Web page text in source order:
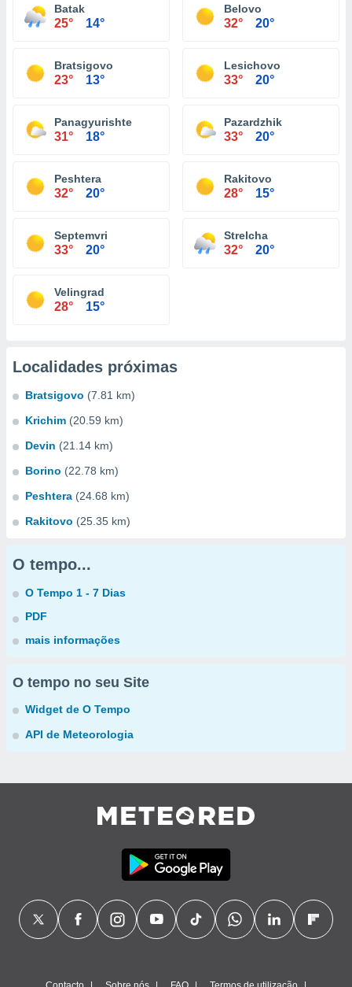
Batak
25° 14°
Belovo
32° 20°
Bratsigovo
23° 13°
Lesichovo
33° 20°
Panagyurishte
31° 18°
Pazardzhik
33° 20°
Peshtera
32° 20°
Rakitovo
28° 15°
Septemvri
33° 20°
Strelcha
32° 20°
Velingrad
28° 15°
Localidades próximas
Bratsigovo (7.81 km)
Krichim (20.59 km)
Devin (21.14 km)
Borino (22.78 km)
Peshtera (24.68 km)
Rakitovo (25.35 km)
O tempo...
O Tempo 1 - 7 Dias
PDF
mais informações
O tempo no seu Site
Widget de O Tempo
API de Meteorologia